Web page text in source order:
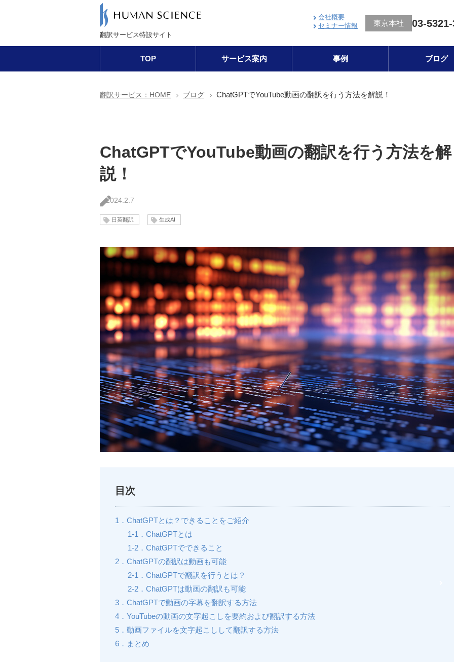
翻訳サービス特設サイト
会社概要
セミナー情報
東京本社 03-5321-
TOP サービス案内 事例 ブログ
翻訳サービス：HOME ブログ ChatGPTでYouTube動画の翻訳を行う方法を解説！
ChatGPTでYouTube動画の翻訳を行う方法を解
説！
2024.2.7
日英翻訳 生成AI
目次
1．ChatGPTとは？できることをご紹介
1-1．ChatGPTとは
1-2．ChatGPTでできること
2．ChatGPTの翻訳は動画も可能
2-1．ChatGPTで翻訳を行うとは？
2-2．ChatGPTは動画の翻訳も可能
3．ChatGPTで動画の字幕を翻訳する方法
4．YouTubeの動画の文字起こしを要約および翻訳する方法
5．動画ファイルを文字起こしして翻訳する方法
6．まとめ